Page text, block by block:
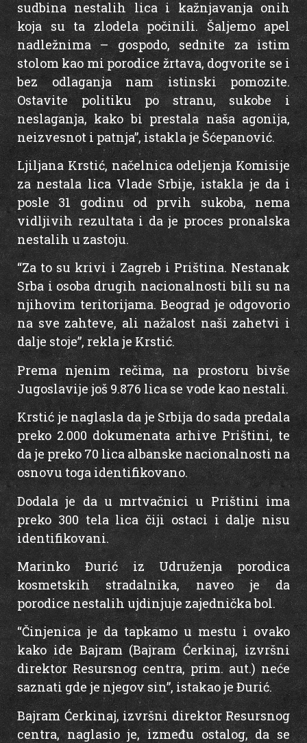
sudbina nestalih lica i kažnjavanja onih
koja su ta zlodela počinili. Šaljemo apel
nadležnima – gospodo, sednite za istim
stolom kao mi porodice žrtava, dogvorite se i
bez odlaganja nam istinski pomozite.
Ostavite politiku po stranu, sukobe i
neslaganja, kako bi prestala naša agonija,
neizvesnot i patnja”, istakla je Šćepanović.
Ljiljana Krstić, načelnica odeljenja Komisije
za nestala lica Vlade Srbije, istakla je da i
posle 31 godinu od prvih sukoba, nema
vidljivih rezultata i da je proces pronalska
nestalih u zastoju.
“Za to su krivi i Zagreb i Priština. Nestanak
Srba i osoba drugih nacionalnosti bili su na
njihovim teritorijama. Beograd je odgovorio
na sve zahteve, ali nažalost naši zahetvi i
dalje stoje”, rekla je Krstić.
Prema njenim rečima, na prostoru bivše
Jugoslavije još 9.876 lica se vode kao nestali.
Krstić je naglasla da je Srbija do sada predala
preko 2.000 dokumenata arhive Prištini, te
da je preko 70 lica albanske nacionalnosti na
osnovu toga identifikovano.
Dodala je da u mrtvačnici u Prištini ima
preko 300 tela lica čiji ostaci i dalje nisu
identifikovani.
Marinko Đurić iz Udruženja porodica
kosmetskih stradalnika, naveo je da
porodice nestalih ujdinjuje zajednička bol.
“Činjenica je da tapkamo u mestu i ovako
kako ide Bajram (Bajram Ćerkinaj, izvršni
direktor Resursnog centra, prim. aut.) neće
saznati gde je njegov sin”, istakao je Đurić.
Bajram Ćerkinaj, izvršni direktor Resursnog
centra, naglasio je, između ostalog, da se